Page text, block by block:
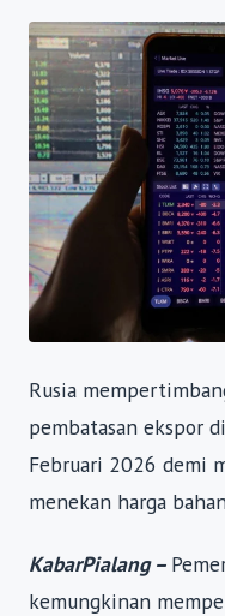
Rusia
pembatasan ekspor
Februari 2026 demi
menekan harga
KabarPialang –
kemungkinan